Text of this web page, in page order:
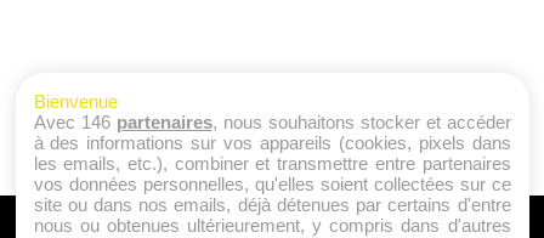
Bienvenue
Avec 146 partenaires, nous souhaitons stocker et accéder
à des informations sur vos appareils (cookies, pixels dans
les emails, etc.), combiner et transmettre entre partenaires
vos données personnelles, qu'elles soient collectées sur ce
site ou dans nos emails, déjà détenues par certains d'entre
nous ou obtenues ultérieurement, y compris dans d'autres